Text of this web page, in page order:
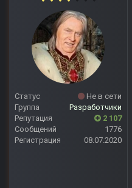
Статус
Не в сети
Группа
Разработчики
Репутация
2 107
Сообщений
1776
Регистрация
08.07.2020